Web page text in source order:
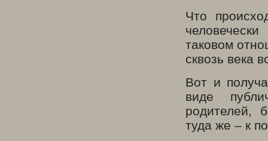
Что
таковом
сквозь века
Вот и
виде
родителей,
туда же – к